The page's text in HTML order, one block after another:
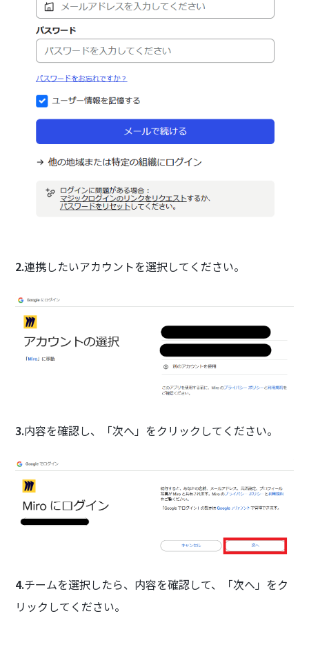
2.連携したいアカウントを選択してください。
3.内容を確認し、「次へ」をクリックしてください。
4.チームを選択したら、内容を確認して、「次へ」をク
リックしてください。